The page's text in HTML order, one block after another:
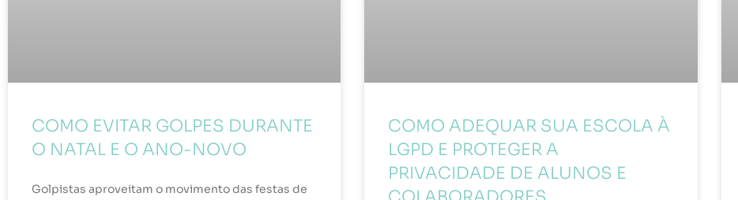
COMO EVITAR GOLPES DURANTE
O NATAL E O ANO-NOVO
Golpistas aproveitam o movimento das festas de
COMO ADEQUAR SUA ESCOLA À
LGPD E PROTEGER A
PRIVACIDADE DE ALUNOS E